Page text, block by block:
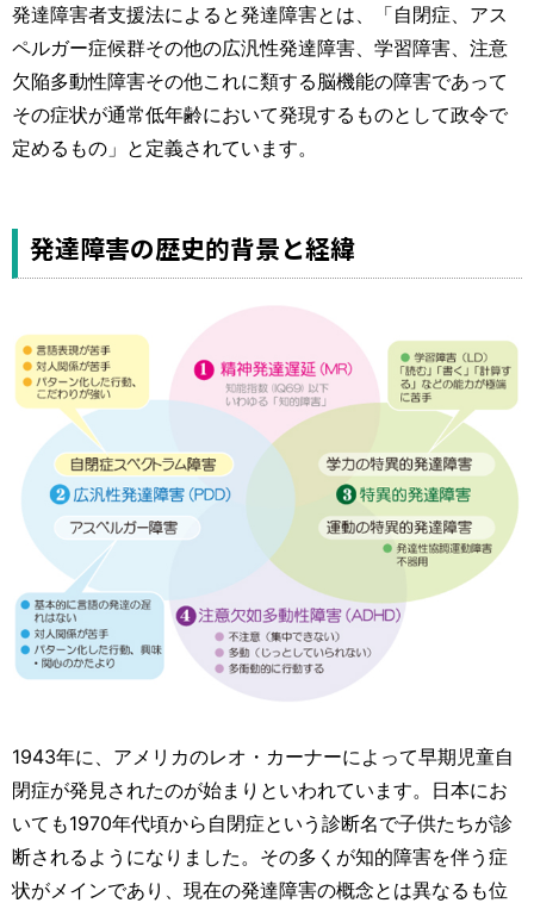
発達障害者支援法によると発達障害とは、「自閉症、アス
ペルガー症候群その他の広汎性発達障害、学習障害、注意
欠陥多動性障害その他これに類する脳機能の障害であって
その症状が通常低年齢において発現するものとして政令で
定めるもの」と定義されています。
発達障害の歴史的背景と経緯
1943年に、アメリカのレオ・カーナーによって早期児童自
閉症が発見されたのが始まりといわれています。日本にお
いても1970年代頃から自閉症という診断名で子供たちが診
断されるようになりました。その多くが知的障害を伴う症
状がメインであり、現在の発達障害の概念とは異なるも位